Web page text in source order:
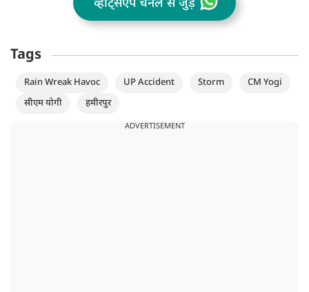
व्हॉट्सऐप चैनल से जुड़ें
Tags
Rain Wreak Havoc UP Accident Storm
CM Yogi
सीएम योगी
हमीरपुर
ADVERTISEMENT